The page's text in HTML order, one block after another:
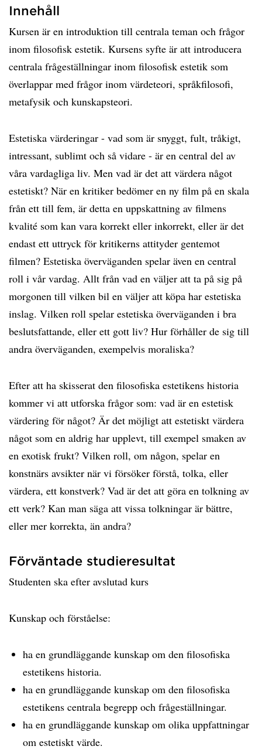
Innehåll
Kursen är en introduktion till centrala teman och frågor
inom filosofisk estetik. Kursens syfte är att introducera
centrala frågeställningar inom filosofisk estetik som
överlappar med frågor inom värdeteori, språkfilosofi,
metafysik och kunskapsteori.
Estetiska värderingar - vad som är snyggt, fult, tråkigt,
intressant, sublimt och så vidare - är en central del av
våra vardagliga liv. Men vad är det att värdera något
estetiskt? När en kritiker bedömer en ny film på en skala
från ett till fem, är detta en uppskattning av filmens
kvalité som kan vara korrekt eller inkorrekt, eller är det
endast ett uttryck för kritikerns attityder gentemot
filmen? Estetiska överväganden spelar även en central
roll i vår vardag. Allt från vad en väljer att ta på sig på
morgonen till vilken bil en väljer att köpa har estetiska
inslag. Vilken roll spelar estetiska överväganden i bra
beslutsfattande, eller ett gott liv? Hur förhåller de sig till
andra överväganden, exempelvis moraliska?
Efter att ha skisserat den filosofiska estetikens historia
kommer vi att utforska frågor som: vad är en estetisk
värdering för något? Är det möjligt att estetiskt värdera
något som en aldrig har upplevt, till exempel smaken av
en exotisk frukt? Vilken roll, om någon, spelar en
konstnärs avsikter när vi försöker förstå, tolka, eller
värdera, ett konstverk? Vad är det att göra en tolkning av
ett verk? Kan man säga att vissa tolkningar är bättre,
eller mer korrekta, än andra?
Förväntade studieresultat
Studenten ska efter avslutad kurs
Kunskap och förståelse:
ha en grundläggande kunskap om den filosofiska
estetikens historia.
ha en grundläggande kunskap om den filosofiska
estetikens centrala begrepp och frågeställningar.
ha en grundläggande kunskap om olika uppfattningar
om estetiskt värde.